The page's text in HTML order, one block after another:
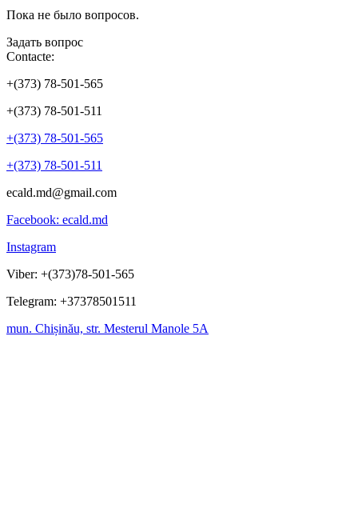
Пока не было вопросов.
Задать вопрос
Contacte:
+(373) 78-501-565
+(373) 78-501-511
+(373) 78-501-565
+(373) 78-501-511
ecald.md@gmail.com
Facebook: ecald.md
Instagram
Viber: +(373)78-501-565
Telegram: +37378501511
mun. Chișinău, str. Mesterul Manole 5A